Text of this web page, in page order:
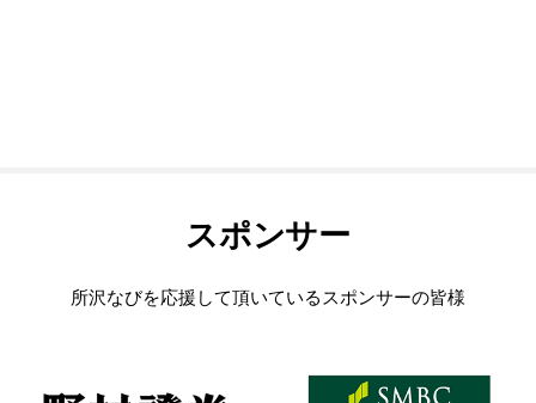
スポンサー
所沢なびを応援して頂いているスポンサーの皆様